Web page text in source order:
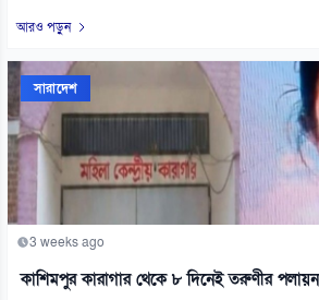
আরও পড়ুন
সারাদেশ
3 weeks ago
কাশিমপুর কারাগার থেকে ৮ দিনেই তরুণীর পলায়ন